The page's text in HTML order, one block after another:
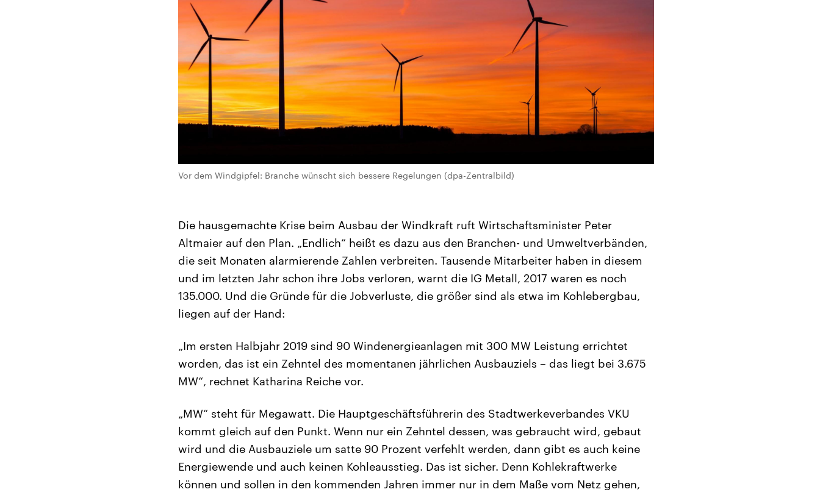
Vor dem Windgipfel: Branche wünscht sich bessere Regelungen (dpa-Zentralbild)
Die hausgemachte Krise beim Ausbau der Windkraft ruft Wirtschaftsminister Peter
Altmaier auf den Plan. „Endlich“ heißt es dazu aus den Branchen- und Umweltverbänden,
die seit Monaten alarmierende Zahlen verbreiten. Tausende Mitarbeiter haben in diesem
und im letzten Jahr schon ihre Jobs verloren, warnt die IG Metall, 2017 waren es noch
135.000. Und die Gründe für die Jobverluste, die größer sind als etwa im Kohlebergbau,
liegen auf der Hand:
„Im ersten Halbjahr 2019 sind 90 Windenergieanlagen mit 300 MW Leistung errichtet
worden, das ist ein Zehntel des momentanen jährlichen Ausbauziels – das liegt bei 3.675
MW“, rechnet Katharina Reiche vor.
„MW“ steht für Megawatt. Die Hauptgeschäftsführerin des Stadtwerkeverbandes VKU
kommt gleich auf den Punkt. Wenn nur ein Zehntel dessen, was gebraucht wird, gebaut
wird und die Ausbauziele um satte 90 Prozent verfehlt werden, dann gibt es auch keine
Energiewende und auch keinen Kohleausstieg. Das ist sicher. Denn Kohlekraftwerke
können und sollen in den kommenden Jahren immer nur in dem Maße vom Netz gehen,